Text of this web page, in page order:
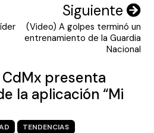
Siguiente
(Video) A golpes terminó un
entrenamiento de la Guardia
Nacional
presenta
la aplicación “Mi
TENDENCIAS